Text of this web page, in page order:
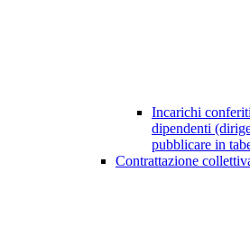
Incarichi
dipendenti
pubblicare in
Contrattazione